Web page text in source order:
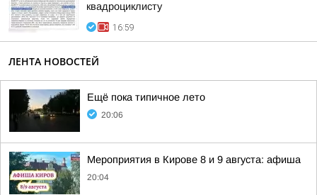
квадроциклисту
16:59
ЛЕНТА НОВОСТЕЙ
Ещё пока типичное лето
20:06
Мероприятия в Кирове 8 и 9 августа: афиша
20:04